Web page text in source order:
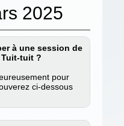
2025
à une session de
tuit ?
pour
ci-dessous